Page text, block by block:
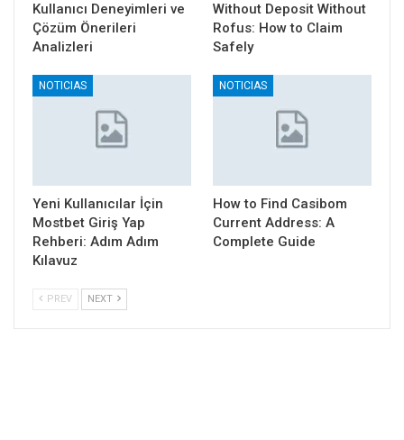
Kullanıcı Deneyimleri ve
Çözüm Önerileri
Analizleri
Without Deposit Without
Rofus: How to Claim
Safely
NOTICIAS
Yeni Kullanıcılar İçin
Mostbet Giriş Yap
Rehberi: Adım Adım
Kılavuz
NOTICIAS
How to Find Casibom
Current Address: A
Complete Guide
PREV NEXT